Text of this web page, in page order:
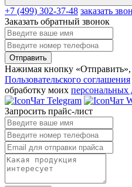
+7 (499) 302-37-48 заказать
Заказать обратный звонок
Отправить
Нажимая кнопку
Пользовательского соглашения
обработку моих персональных
Чат Telegram
Чат
Запросить прайс-лист